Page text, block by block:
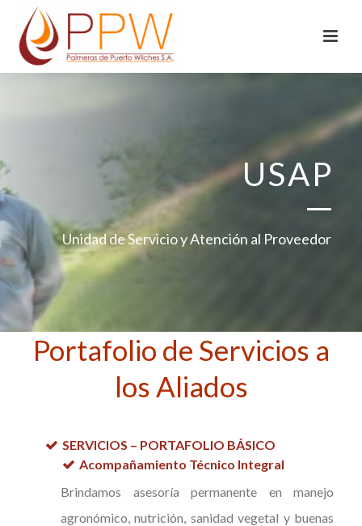
USAP
Unidad de Servicio y Atención al Proveedor
Portafolio de Servicios a
los Aliados
SERVICIOS – PORTAFOLIO BÁSICO
Acompañamiento Técnico Integral
Brindamos asesoría permanente en manejo
agronómico, nutrición, sanidad vegetal y buenas